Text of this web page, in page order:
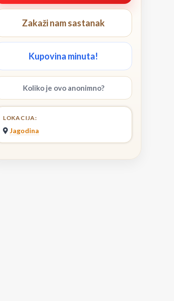
Zakaži nam sastanak
Kupovina minuta!
Koliko je ovo anonimno?
LOKACIJA:
Jagodina